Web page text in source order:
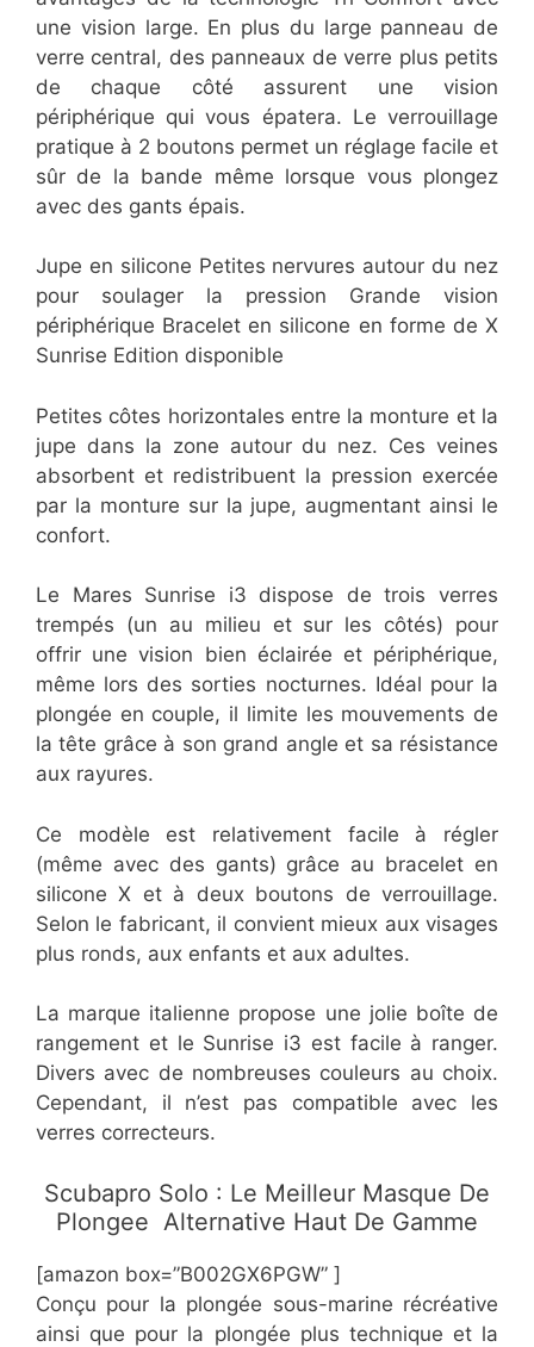
une vision large. En plus du large panneau de
verre central, des panneaux de verre plus petits
de chaque côté assurent une vision
périphérique qui vous épatera. Le verrouillage
pratique à 2 boutons permet un réglage facile et
sûr de la bande même lorsque vous plongez
avec des gants épais.
Jupe en silicone Petites nervures autour du nez
pour soulager la pression Grande vision
périphérique Bracelet en silicone en forme de X
Sunrise Edition disponible
Petites côtes horizontales entre la monture et la
jupe dans la zone autour du nez. Ces veines
absorbent et redistribuent la pression exercée
par la monture sur la jupe, augmentant ainsi le
confort.
Le Mares Sunrise i3 dispose de trois verres
trempés (un au milieu et sur les côtés) pour
offrir une vision bien éclairée et périphérique,
même lors des sorties nocturnes. Idéal pour la
plongée en couple, il limite les mouvements de
la tête grâce à son grand angle et sa résistance
aux rayures.
Ce modèle est relativement facile à régler
(même avec des gants) grâce au bracelet en
silicone X et à deux boutons de verrouillage.
Selon le fabricant, il convient mieux aux visages
plus ronds, aux enfants et aux adultes.
La marque italienne propose une jolie boîte de
rangement et le Sunrise i3 est facile à ranger.
Divers avec de nombreuses couleurs au choix.
Cependant, il n’est pas compatible avec les
verres correcteurs.
​Scubapro Solo : Le Meilleur Masque De
Plongee Alternative Haut De Gamme
[amazon box=”​​B002GX6PGW” ]
Conçu pour la plongée sous-marine récréative
ainsi que pour la plongée plus technique et la